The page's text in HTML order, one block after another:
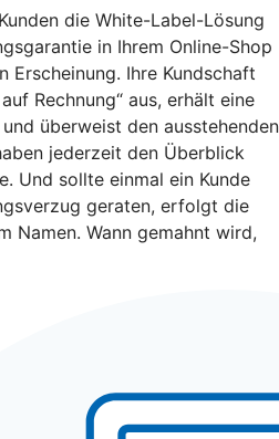
die White-Label-Lösung
in Ihrem Online-Shop
Ihre Kundschaft
Rechnung“ aus, erhält eine
überweist den ausstehenden
jederzeit den Überblick
Und sollte einmal ein Kunde
geraten, erfolgt die
Namen. Wann gemahnt wird,